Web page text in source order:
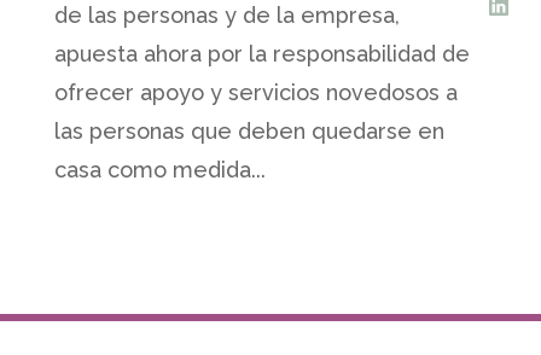
de las personas y de la empresa,
apuesta ahora por la responsabilidad de
ofrecer apoyo y servicios novedosos a
las personas que deben quedarse en
casa como medida...